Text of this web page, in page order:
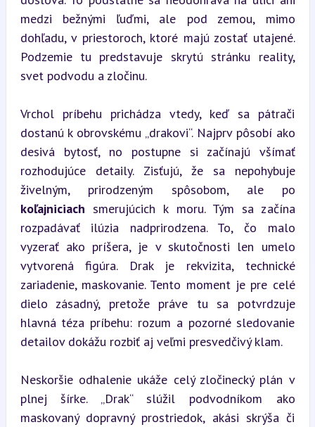
medzi bežnými ľuďmi, ale pod zemou, mimo
dohľadu, v priestoroch, ktoré majú zostať utajené.
Podzemie tu predstavuje skrytú stránku reality,
svet podvodu a zločinu.
Vrchol príbehu prichádza vtedy, keď sa pátrači
dostanú k obrovskému „drakovi“. Najprv pôsobí ako
desivá bytosť, no postupne si začínajú všímať
rozhodujúce detaily. Zisťujú, že sa nepohybuje
koľajniciach smerujúcich k moru. Tým sa začína
rozpadávať ilúzia nadprirodzena. To, čo malo
vyzerať ako príšera, je v skutočnosti len umelo
vytvorená figúra. Drak je rekvizita, technické
zariadenie, maskovanie. Tento moment je pre celé
dielo zásadný, pretože práve tu sa potvrdzuje
hlavná téza príbehu: rozum a pozorné sledovanie
detailov dokážu rozbiť aj veľmi presvedčivý klam.
Neskoršie odhalenie ukáže celý zločinecký plán v
plnej šírke. „Drak“ slúžil podvodníkom ako
maskovaný dopravný prostriedok, akási skrýša či